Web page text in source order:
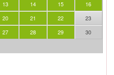
13 14 15
16
20 21 22
23
27 28 29
30